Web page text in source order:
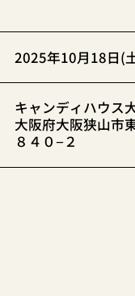
2025年10月18日(
キャンディハウス
大阪府大阪狭山市
８４０−２